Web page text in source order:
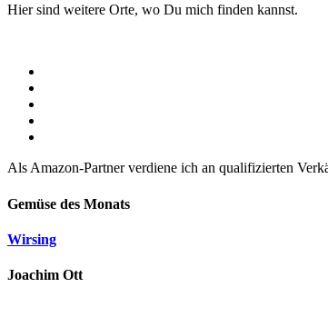
Hier sind weitere Orte, wo Du mich finden kannst.
Als Amazon-Partner verdiene ich an qualifizierten
Gemüse des Monats
Wirsing
Joachim Ott